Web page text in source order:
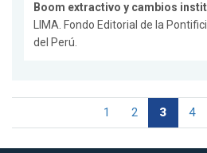
Boom extractivo y cambios
LIMA. Fondo Editorial de la
del Perú.
1 2 3 4